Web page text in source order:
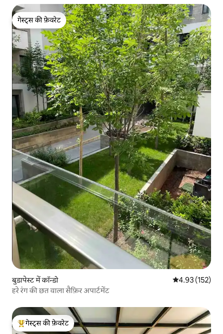
गेस्ट्स की फ़ेवरेट
गेस्ट्स की फ़ेवरेट
बुडापेस्ट में कॉन्डो औसत रेटिंग 5 में से
4.93 (152)
हरे रंग की छत वाला सैफ़िर अपार्टमेंट
गेस्ट्स का टॉप फ़ेवरेट
गेस्ट्स की फ़ेवरेट